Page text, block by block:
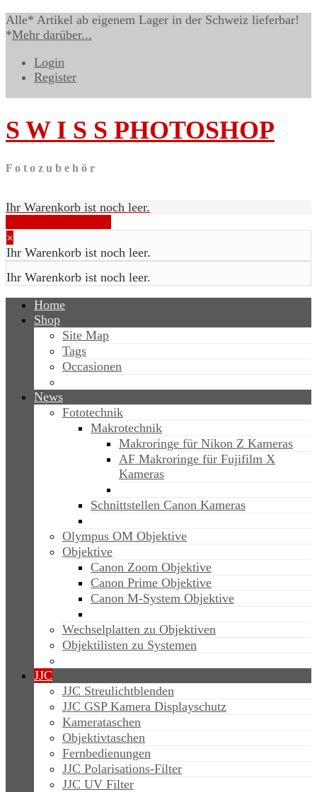
Alle* Artikel ab eigenem Lager in der Schweiz lieferbar!
*Mehr darüber...
Login
Register
S W I S S PHOTOSHOP
F o t o z u b e h ö r
Ihr Warenkorb ist noch leer.
×
Ihr Warenkorb ist noch leer.
Ihr Warenkorb ist noch leer.
Home
Shop
Site Map
Tags
Occasionen
News
Fototechnik
Makrotechnik
Makroringe für Nikon Z Kameras
AF Makroringe für Fujifilm X
Kameras
Schnittstellen Canon Kameras
Olympus OM Objektive
Objektive
Canon Zoom Objektive
Canon Prime Objektive
Canon M-System Objektive
Wechselplatten zu Objektiven
Objektilisten zu Systemen
JJC
JJC Streulichtblenden
JJC GSP Kamera Displayschutz
Kamerataschen
Objektivtaschen
Fernbedienungen
JJC Polarisations-Filter
JJC UV Filter